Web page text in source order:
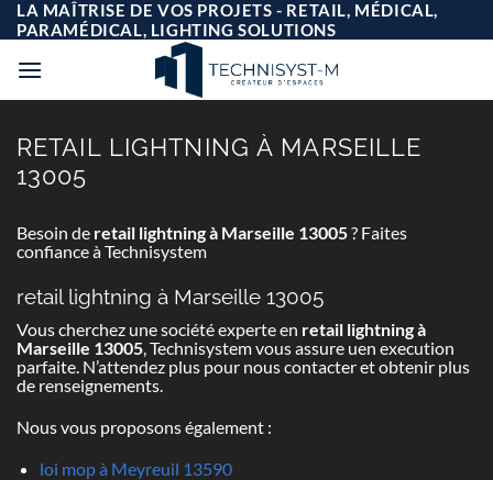
Passer
au
contenu
LA MAÎTRISE DE VOS PROJETS - RETAIL, MÉDICAL,
PARAMÉDICAL, LIGHTING SOLUTIONS
RETAIL LIGHTNING À MARSEILLE
13005
Besoin de retail lightning à Marseille 13005? Faites
confiance à Technisystem
retail lightning à Marseille 13005
Vous cherchez une société experte en retail lightning à
Marseille 13005, Technisystem vous assure uen execution
parfaite. N’attendez plus pour nous contacter et obtenir plus
de renseignements.
Nous vous proposons également :
loi mop à Meyreuil 13590